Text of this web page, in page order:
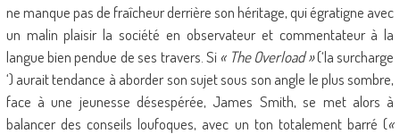
ne manque pas de fraîcheur derrière son héritage, qui égratigne avec
un malin plaisir la société en observateur et commentateur à la
langue bien pendue de ses travers. Si« The Overload »(‘la surcharge
‘) aurait tendance à aborder son sujet sous son angle le plus sombre,
face à une jeunesse désespérée, James Smith, se met alors à
balancer des conseils loufoques, avec un ton totalement barré («